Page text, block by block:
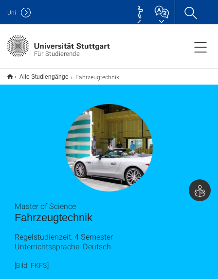
Für Studierende
Uni
Alle Studiengänge Fahrzeugtechnik M.Sc.
Fahrzeugtechnik
Master of Science
Regelstudienzeit: 4 Semester
Unterrichtssprache: Deutsch
[Bild: FKFS]